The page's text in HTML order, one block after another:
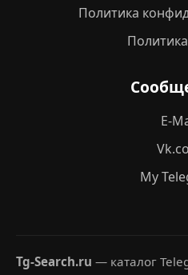
Политика
E-
My
Tg-Search.ru — каталог